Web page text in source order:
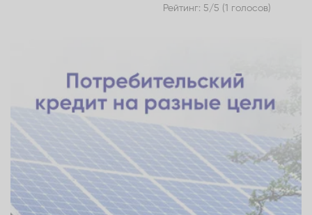
Рейтинг: 5/5 (1 голосов)